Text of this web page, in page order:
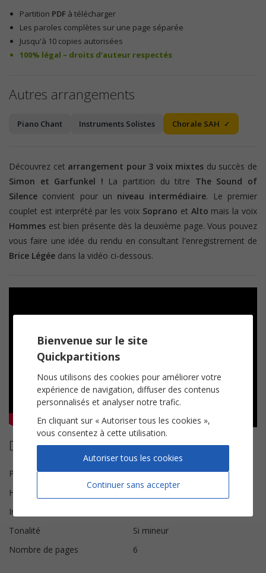
Partition PDF à télécharger
Les paroles complètes sur une page séparée
Jusqu'à 10 copies autorisées
100% légal – droits d’auteur respectés
Autres arrangements
Piano Chant Instruments Solistes Chorale SAH
Découvrez cet arrangement pour 3 voix mixtes du succès de
Simon et Garfunkel ! La partition du titre The Sound of
Silence convient pour un niveau intermédiaire. Le premier
couplet est interprété par les voix Soprano et Alto mais la voix
Hommes est bien présente dès la deuxième page. Vous pouvez
vous faire une idée du rendu en consultant l'enregistrement de
Brice Légée dans la vidéo ci-dessous.
Détails de la partition
Paroles et Musique
Paul Simon
Harmonisation
Brice Legée
Instrumentation
Tonalité
Si mineur
Nombre de pages
6
Bienvenue sur le site
Quickpartitions
Nous utilisons des cookies pour améliorer votre
expérience de navigation, diffuser des contenus
personnalisés et analyser notre trafic.
En cliquant sur « Autoriser tous les cookies »,
vous consentez à cette utilisation.
Continuer sans accepter
Autoriser tous les cookies